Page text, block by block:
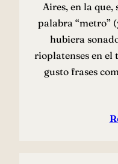
Aires, en la
palabra “metro”
hubiera
rioplatenses en el
gusto frases